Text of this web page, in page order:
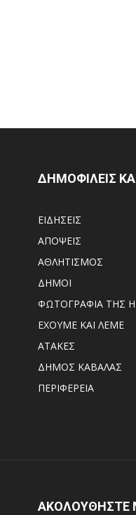
ΔΗΜΟΦΙΛΕΙΣ
ΕΙΔΗΣΕΙΣ
ΑΠΟΨΕΙΣ
ΑΘΛΗΤΙΣΜΟΣ
ΔΗΜΟΙ
ΦΩΤΟΓΡΑΦΙΑ ΤΗΣ
ΕΧΟΥΜΕ ΚΑΙ ΛΕΜΕ
ΑΤΑΚΕΣ
ΔΗΜΟΣ ΚΑΒΑΛΑΣ
ΠΕΡΙΦΕΡΕΙΑ
ΑΚΟΛΟΥΘΗΣΤΕ